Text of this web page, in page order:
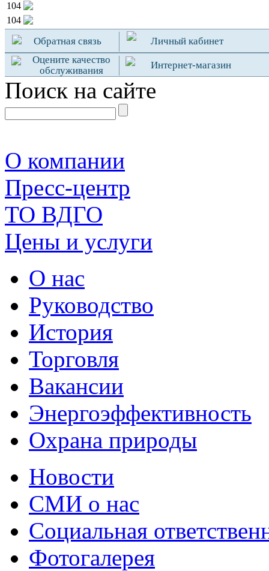
104
104
Обратная связь
Личный кабинет
Оцените качество
обслуживания
Интернет-магазин
Поиск на сайте
О компании
Пресс-центр
TO ВДГО
Цены и услуги
О нас
Руководство
История
Торговля
Вакансии
Энергоэффективность
Охрана природы
Новости
СМИ о нас
Социальная
Фотогалерея